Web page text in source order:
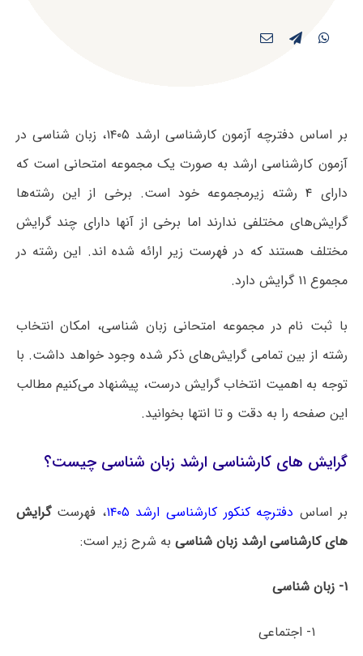
بر اساس دفترچه آزمون کارشناسی ارشد ۱۴۰۵، زبان شناسی در
آزمون کارشناسی ارشد به صورت یک مجموعه امتحانی است که
دارای ۴رشته زیرمجموعه خود است. برخی از این رشته‌ها
گرایش‌های مختلفی ندارند اما برخی از آنها دارای چند گرایش
مختلف هستند که در فهرست زیر ارائه شده اند. این رشته در
مجموع ۱۱ گرایش دارد.
با ثبت نام در مجموعه امتحانی زبان شناسی، امکان انتخاب
رشته از بین تمامی گرایش‌های ذکر شده وجود خواهد داشت. با
توجه به اهمیت انتخاب گرایش درست، پیشنهاد می‌کنیم مطالب
این صفحه را به دقت و تا انتها بخوانید.
گرایش های کارشناسی ارشد زبان شناسی چیست؟
بر اساس دفترچه کنکور کارشناسی ارشد ۱۴۰۵ ، فهرست گرایش
های کارشناسی ارشد زبان شناسی به شرح زیر است:
۱- زبان شناسی
۱- اجتماعی